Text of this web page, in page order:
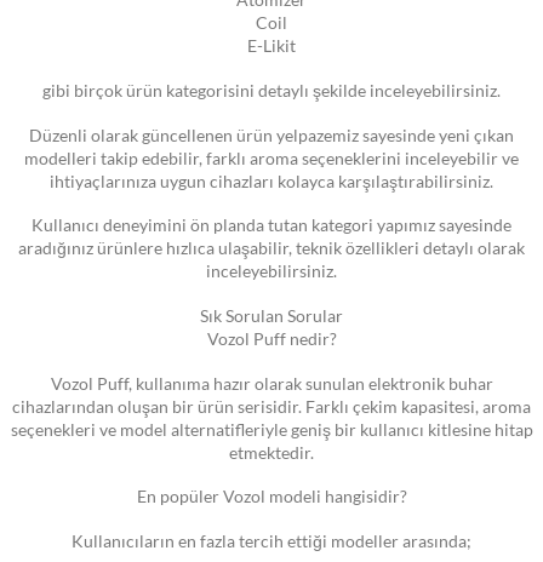
Coil
E-Likit
gibi birçok ürün kategorisini detaylı şekilde inceleyebilirsiniz.
Düzenli olarak güncellenen ürün yelpazemiz sayesinde yeni çıkan
modelleri takip edebilir, farklı aroma seçeneklerini inceleyebilir ve
ihtiyaçlarınıza uygun cihazları kolayca karşılaştırabilirsiniz.
Kullanıcı deneyimini ön planda tutan kategori yapımız sayesinde
aradığınız ürünlere hızlıca ulaşabilir, teknik özellikleri detaylı olarak
inceleyebilirsiniz.
Sık Sorulan Sorular
Vozol Puff nedir?
Vozol Puff, kullanıma hazır olarak sunulan elektronik buhar
cihazlarından oluşan bir ürün serisidir. Farklı çekim kapasitesi, aroma
seçenekleri ve model alternatifleriyle geniş bir kullanıcı kitlesine hitap
etmektedir.
En popüler Vozol modeli hangisidir?
Kullanıcıların en fazla tercih ettiği modeller arasında;